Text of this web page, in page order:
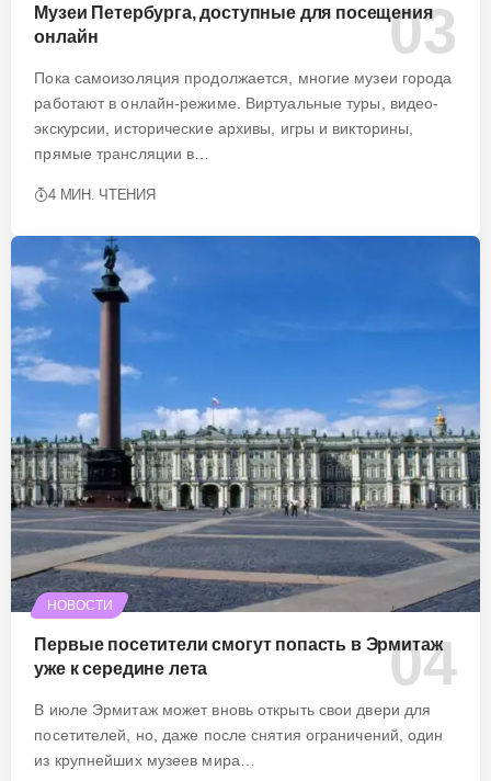
Музеи Петербурга, доступные для посещения
онлайн
Пока самоизоляция продолжается, многие музеи города
работают в онлайн-режиме. Виртуальные туры, видео-
экскурсии, исторические архивы, игры и викторины,
прямые трансляции в…
4 МИН. ЧТЕНИЯ
НОВОСТИ
Первые посетители смогут попасть в Эрмитаж
уже к середине лета
В июле Эрмитаж может вновь открыть свои двери для
посетителей, но, даже после снятия ограничений, один
из крупнейших музеев мира…